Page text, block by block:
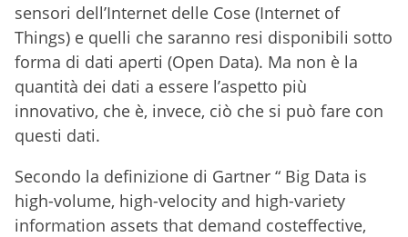
sensori dell’Internet delle Cose (Internet of
Things) e quelli che saranno resi disponibili sotto
forma di dati aperti (Open Data). Ma non è la
quantità dei dati a essere l’aspetto più
innovativo, che è, invece, ciò che si può fare con
questi dati.
Secondo la definizione di Gartner “ Big Data is
high-volume, high-velocity and high-variety
information assets that demand costeffective,